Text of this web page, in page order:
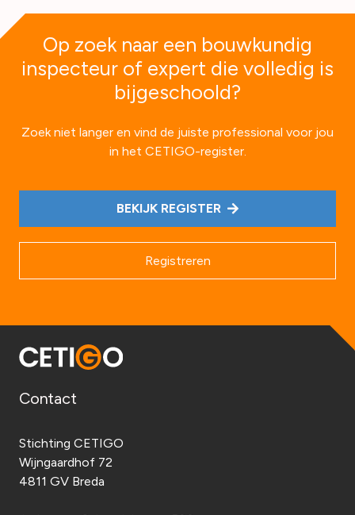
Op zoek naar een bouwkundig
inspecteur of expert die volledig is
bijgeschoold?
Zoek niet langer en vind de juiste professional voor jou
in het CETIGO-register.
BEKIJK REGISTER
Registreren
Contact
Stichting CETIGO
Wijngaardhof 72
4811 GV Breda